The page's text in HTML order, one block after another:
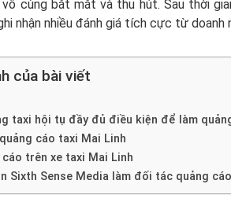
cùng bắt mắt và thu hút. Sau thời
nhận nhiều đánh giá tích cực từ doanh
của bài viết
taxi hội tụ đầy đủ điều kiện để làm
cáo taxi Mai Linh
trên xe taxi Mai Linh
Sixth Sense Media làm đối tác quảng